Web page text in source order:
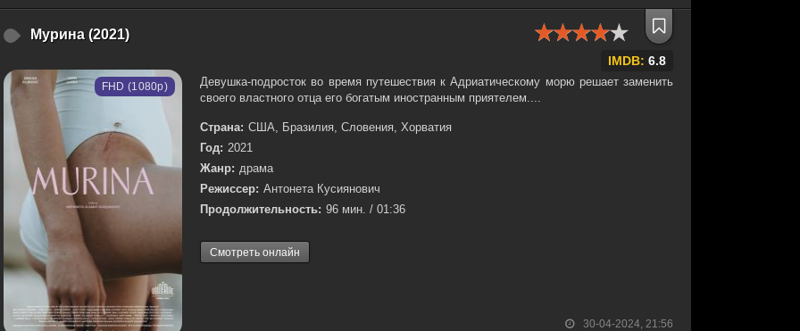
Мурина (2021)
IMDB: 6.8
30-04-2024, 21:56
FHD (1080p)
Девушка-подросток во время путешествия к Адриатическому морю решает заменить
своего властного отца его богатым иностранным приятелем....
Страна: США, Бразилия, Словения, Хорватия
Год: 2021
Жанр: драма
Режиссер: Антонета Кусиянович
Продолжительность: 96 мин. / 01:36
Смотреть онлайн